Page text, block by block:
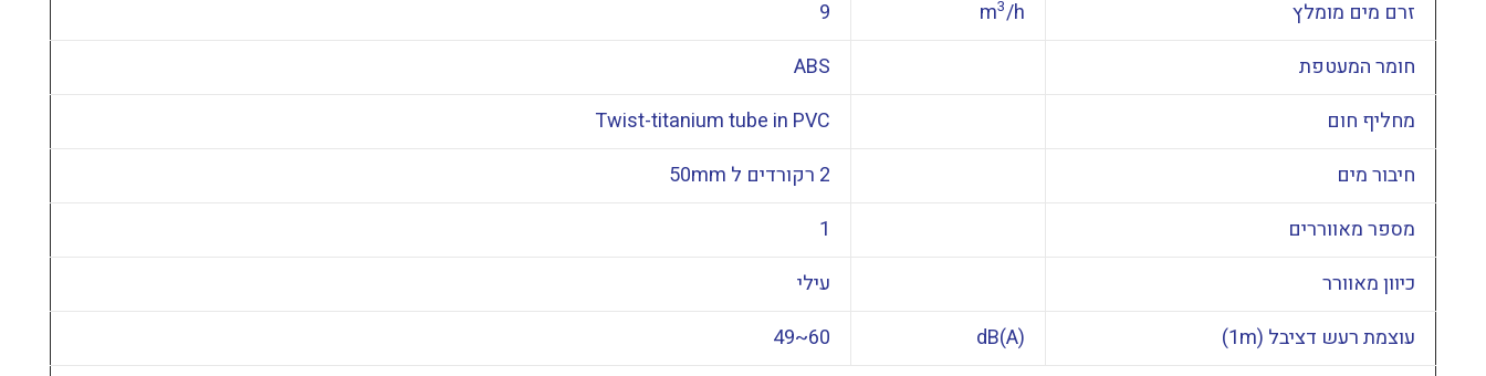
זרם מים מומלץ m3/h
9
חומר המעטפת
ABS
מחליף חום
Twist-titanium tube in PVC
חיבור מים
2 רקורדים ל 50mm
מספר מאווררים
1
כיוון מאוורר
עילי
עוצמת רעש דציבל (1m)
dB(A)
60~49